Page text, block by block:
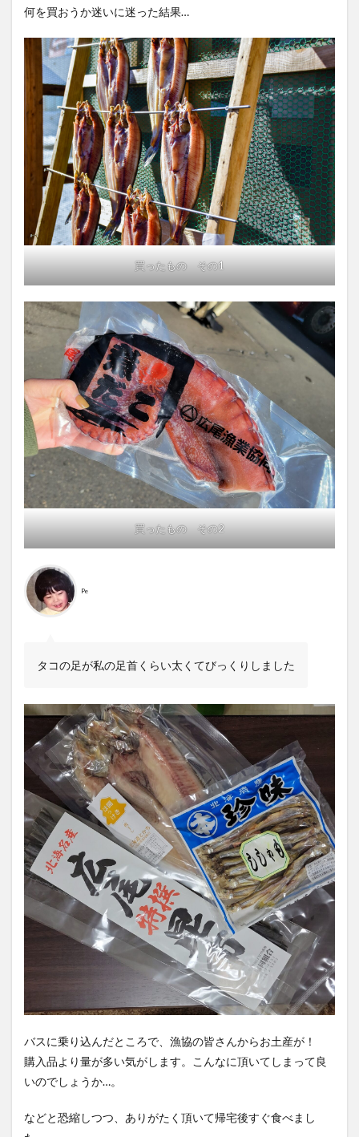
何を買おうか迷いに迷った結果…
買ったもの その1
買ったもの その2
Pe
タコの足が私の足首くらい太くてびっくりしました
バスに乗り込んだところで、漁協の皆さんからお土産が！
購入品より量が多い気がします。こんなに頂いてしまって良
いのでしょうか…。
などと恐縮しつつ、ありがたく頂いて帰宅後すぐ食べまし